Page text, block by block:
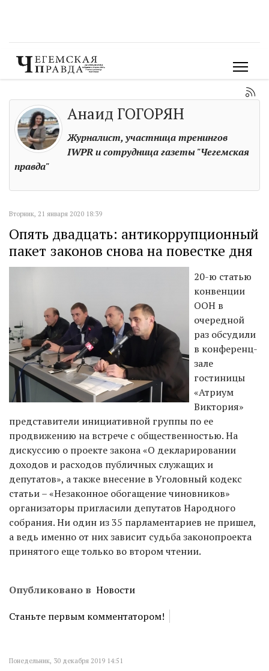
Анаид ГОГОРЯН
Журналист, участница тренингов
IWPR и сотрудница газеты "Чегемская
правда"
Вторник, 21 января 2020 18:39
Опять двадцать: антикоррупционный
пакет законов снова на повестке дня
20-ю статью
конвенции
ООН в
очередной
раз обсудили
в конференц-
зале
гостиницы
«Атриум
Виктория»
представители инициативной группы по ее
продвижению на встрече с общественностью. На
дискуссию о проекте закона «О декларировании
доходов и расходов публичных служащих и
депутатов», а также внесение в Уголовный кодекс
статьи – «Незаконное обогащение чиновников»
организаторы пригласили депутатов Народного
собрания. Ни один из 35 парламентариев не пришел,
а ведь именно от них зависит судьба законопроекта
принятого еще только во втором чтении.
Опубликовано в Новости
Станьте первым комментатором!
Понедельник, 30 декабря 2019 14:51